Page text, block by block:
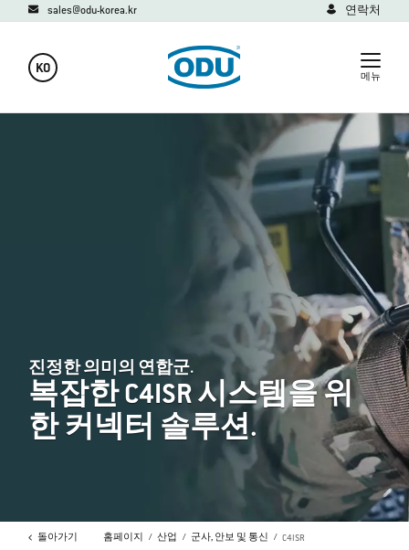
sales@odu-korea.kr 연락처
KO
메뉴
복잡한 C4ISR 시스템을 위
한 커넥터 솔루션.
진정한 의미의 연합군.
돌아가기 홈페이지 산업 군사, 안보 및 통신 C4ISR